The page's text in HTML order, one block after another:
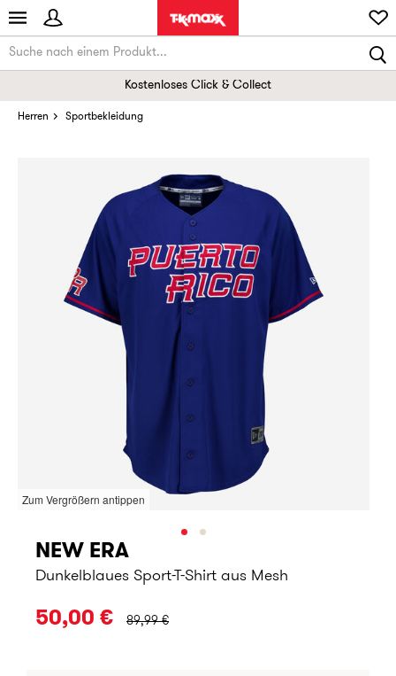
Kostenloses Click & Collect
Herren Sportbekleidung
Zum Vergrößern antippen
NEW ERA
Dunkelblaues Sport-T-Shirt aus Mesh
50,00 € URSPRÜNGLICHER PREIS:
89,99 €